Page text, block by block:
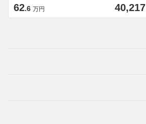
62.6 万円 40,217